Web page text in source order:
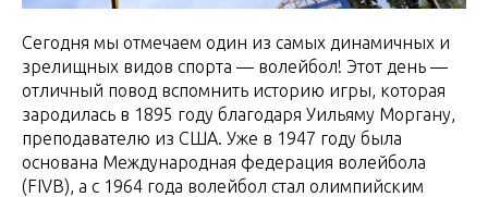
Сегодня мы отмечаем один из самых динамичных и
зрелищных видов спорта — волейбол! Этот день —
отличный повод вспомнить историю игры, которая
зародилась в 1895 году благодаря Уильяму Моргану,
преподавателю из США. Уже в 1947 году была
основана Международная федерация волейбола
(FIVB), а с 1964 года волейбол стал олимпийским